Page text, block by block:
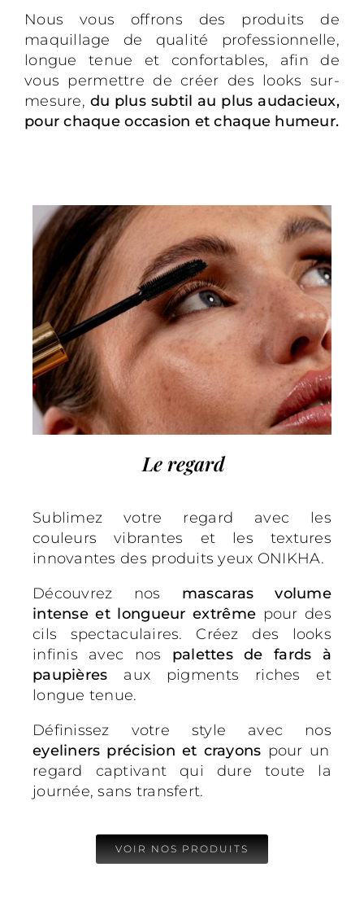
Nous vous offrons des produits de
maquillage de qualité professionnelle,
longue tenue et confortables, afin de
vous permettre de créer des looks sur-
mesure, du plus subtil au plus audacieux,
pour chaque occasion et chaque humeur.
Le regard
Sublimez votre regard avec les
couleurs vibrantes et les textures
innovantes des produits yeux ONIKHA.
Découvrez nos mascaras volume
intense et longueur extrême pour des
cils spectaculaires. Créez des looks
infinis avec nos palettes de fards à
paupières aux pigments riches et
longue tenue.
Définissez votre style avec nos
eyeliners précision et crayons pour un
regard captivant qui dure toute la
journée, sans transfert.
VOIR NOS PRODUITS